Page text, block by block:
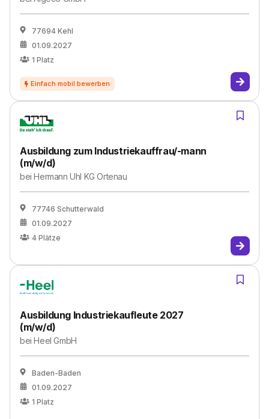
77694 Kehl
01.09.2027
1 Platz
Ausbildung zum Industriekauffrau/-mann
(m/w/d)
beiHermann Uhl KG Ortenau
77746 Schutterwald
01.09.2027
4 Plätze
Ausbildung Industriekaufleute 2027
(m/w/d)
beiHeel GmbH
Baden-Baden
01.09.2027
1 Platz